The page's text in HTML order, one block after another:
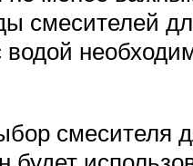
смесителей
водой
смесителя